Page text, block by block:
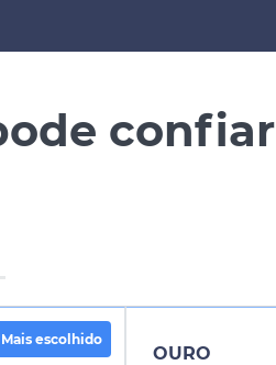
confiar
Mais escolhido
OURO